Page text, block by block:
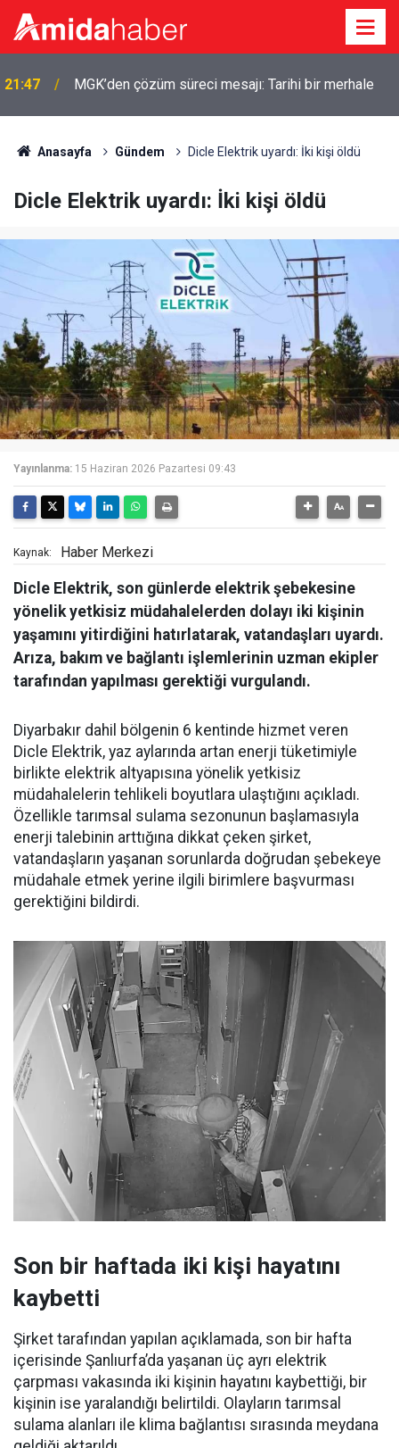
21:47 MGK’den çözüm süreci mesajı: Tarihi bir merhale
Anasayfa Gündem Dicle Elektrik uyardı: İki kişi öldü
Dicle Elektrik uyardı: İki kişi öldü
Yayınlanma: 15 Haziran 2026 Pazartesi 09:43
Kaynak: Haber Merkezi
Dicle Elektrik, son günlerde elektrik şebekesine
yönelik yetkisiz müdahalelerden dolayı iki kişinin
yaşamını yitirdiğini hatırlatarak, vatandaşları uyardı.
Arıza, bakım ve bağlantı işlemlerinin uzman ekipler
tarafından yapılması gerektiği vurgulandı.
Diyarbakır dahil bölgenin 6 kentinde hizmet veren
Dicle Elektrik, yaz aylarında artan enerji tüketimiyle
birlikte elektrik altyapısına yönelik yetkisiz
müdahalelerin tehlikeli boyutlara ulaştığını açıkladı.
Özellikle tarımsal sulama sezonunun başlamasıyla
enerji talebinin arttığına dikkat çeken şirket,
vatandaşların yaşanan sorunlarda doğrudan şebekeye
müdahale etmek yerine ilgili birimlere başvurması
gerektiğini bildirdi.
Son bir haftada iki kişi hayatını
kaybetti
Şirket tarafından yapılan açıklamada, son bir hafta
içerisinde Şanlıurfa’da yaşanan üç ayrı elektrik
çarpması vakasında iki kişinin hayatını kaybettiği, bir
kişinin ise yaralandığı belirtildi. Olayların tarımsal
sulama alanları ile klima bağlantısı sırasında meydana